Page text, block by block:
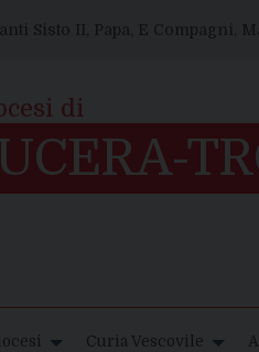
Sisto II, Papa, E Compagni,
Curia Vescovile